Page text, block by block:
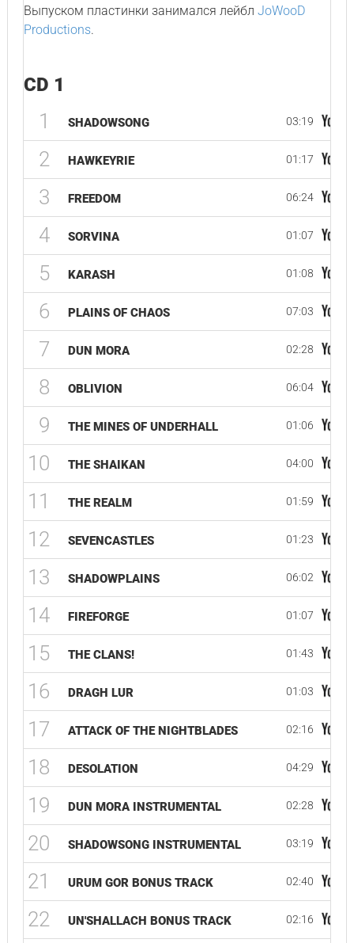
Выпуском пластинки занимался лейбл JoWooD
Productions.
CD 1
1 SHADOWSONG 03:19
2 HAWKEYRIE 01:17
3 FREEDOM 06:24
4 SORVINA 01:07
5 KARASH 01:08
6 PLAINS OF CHAOS 07:03
7 DUN MORA 02:28
8 OBLIVION 06:04
9 THE MINES OF UNDERHALL 01:06
10 THE SHAIKAN 04:00
11 THE REALM 01:59
12 SEVENCASTLES 01:23
13 SHADOWPLAINS 06:02
14 FIREFORGE 01:07
15 THE CLANS! 01:43
16 DRAGH LUR 01:03
17 ATTACK OF THE NIGHTBLADES 02:16
18 DESOLATION 04:29
19 DUN MORA INSTRUMENTAL 02:28
20 SHADOWSONG INSTRUMENTAL 03:19
21 URUM GOR BONUS TRACK 02:40
22 UN'SHALLACH BONUS TRACK 02:16